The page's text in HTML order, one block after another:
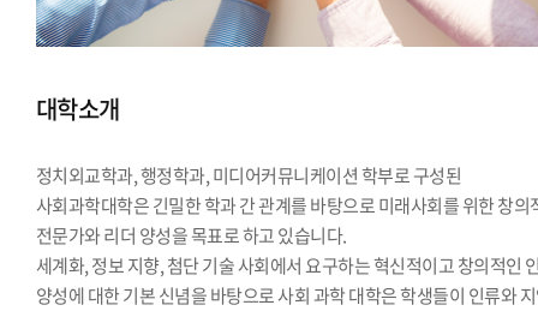
대학소개
정치외교학과, 행정학과, 미디어커뮤니케이션 학부로 구성된
사회과학대학은 긴밀한 학과 간 관계를 바탕으로 미래사회를 위한 창의
전문가와 리더 양성을 목표로 하고 있습니다.
세계화, 정보 지향, 첨단 기술 사회에서 요구하는 혁신적이고 창의적인
양성에 대한 기본 신념을 바탕으로 사회 과학 대학은 학생들이 인류와